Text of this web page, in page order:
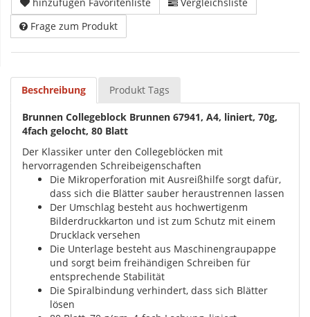
Frage zum Produkt
Beschreibung Produkt Tags
Brunnen Collegeblock Brunnen 67941, A4, liniert, 70g,
4fach gelocht, 80 Blatt
Der Klassiker unter den Collegeblöcken mit
hervorragenden Schreibeigenschaften
Die Mikroperforation mit Ausreißhilfe sorgt dafür,
dass sich die Blätter sauber heraustrennen lassen
Der Umschlag besteht aus hochwertigenm
Bilderdruckkarton und ist zum Schutz mit einem
Drucklack versehen
Die Unterlage besteht aus Maschinengraupappe
und sorgt beim freihändigen Schreiben für
entsprechende Stabilität
Die Spiralbindung verhindert, dass sich Blätter
lösen